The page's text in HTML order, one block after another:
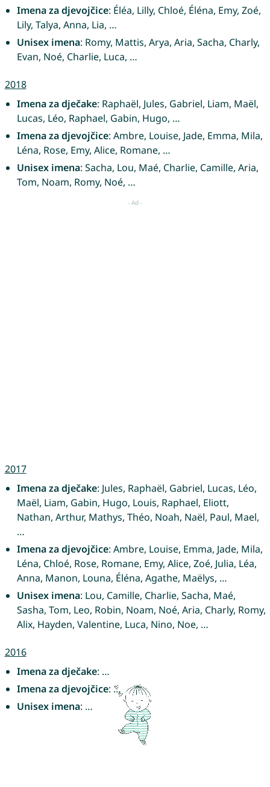
Imena za djevojčice: Éléa, Lilly, Chloé, Éléna, Emy, Zoé,
Lily, Talya, Anna, Lia, …
Unisex imena: Romy, Mattis, Arya, Aria, Sacha, Charly,
Evan, Noé, Charlie, Luca, …
2018
Imena za dječake: Raphaël, Jules, Gabriel, Liam, Maël,
Lucas, Léo, Raphael, Gabin, Hugo, …
Imena za djevojčice: Ambre, Louise, Jade, Emma, Mila,
Léna, Rose, Emy, Alice, Romane, …
Unisex imena: Sacha, Lou, Maé, Charlie, Camille, Aria,
Tom, Noam, Romy, Noé, …
2017
Imena za dječake: Jules, Raphaël, Gabriel, Lucas, Léo,
Maël, Liam, Gabin, Hugo, Louis, Raphael, Eliott,
Nathan, Arthur, Mathys, Théo, Noah, Naël, Paul, Mael,
…
Imena za djevojčice: Ambre, Louise, Emma, Jade, Mila,
Léna, Chloé, Rose, Romane, Emy, Alice, Zoé, Julia, Léa,
Anna, Manon, Louna, Éléna, Agathe, Maëlys, …
Unisex imena: Lou, Camille, Charlie, Sacha, Maé,
Sasha, Tom, Leo, Robin, Noam, Noé, Aria, Charly, Romy,
Alix, Hayden, Valentine, Luca, Nino, Noe, …
2016
Imena za dječake: …
Imena za djevojčice: …
Unisex imena: …